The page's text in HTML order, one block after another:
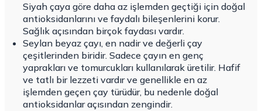
Siyah çaya göre daha az işlemden geçtiği için doğal
antioksidanlarını ve faydalı bileşenlerini korur.
Sağlık açısından birçok faydası vardır.
Seylan beyaz çayı, en nadir ve değerli çay
çeşitlerinden biridir. Sadece çayın en genç
yaprakları ve tomurcukları kullanılarak üretilir. Hafif
ve tatlı bir lezzeti vardır ve genellikle en az
işlemden geçen çay türüdür, bu nedenle doğal
antioksidanlar açısından zengindir.